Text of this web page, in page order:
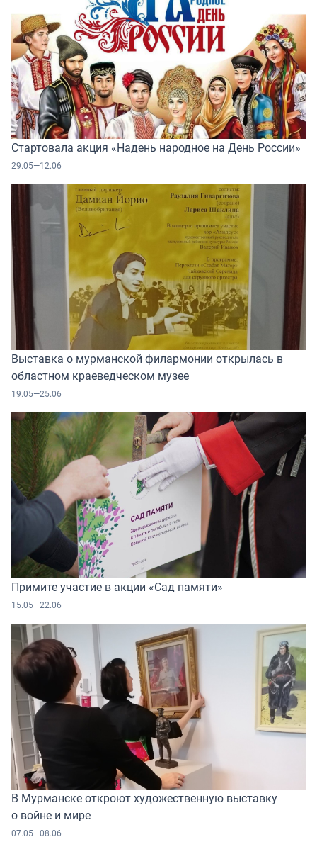
Стартовала акция «Надень народное на День России»
29.05—12.06
Выставка о мурманской филармонии открылась в
областном краеведческом музее
19.05—25.06
Примите участие в акции «Сад памяти»
15.05—22.06
В Мурманске откроют художественную выставку
о войне и мире
07.05—08.06